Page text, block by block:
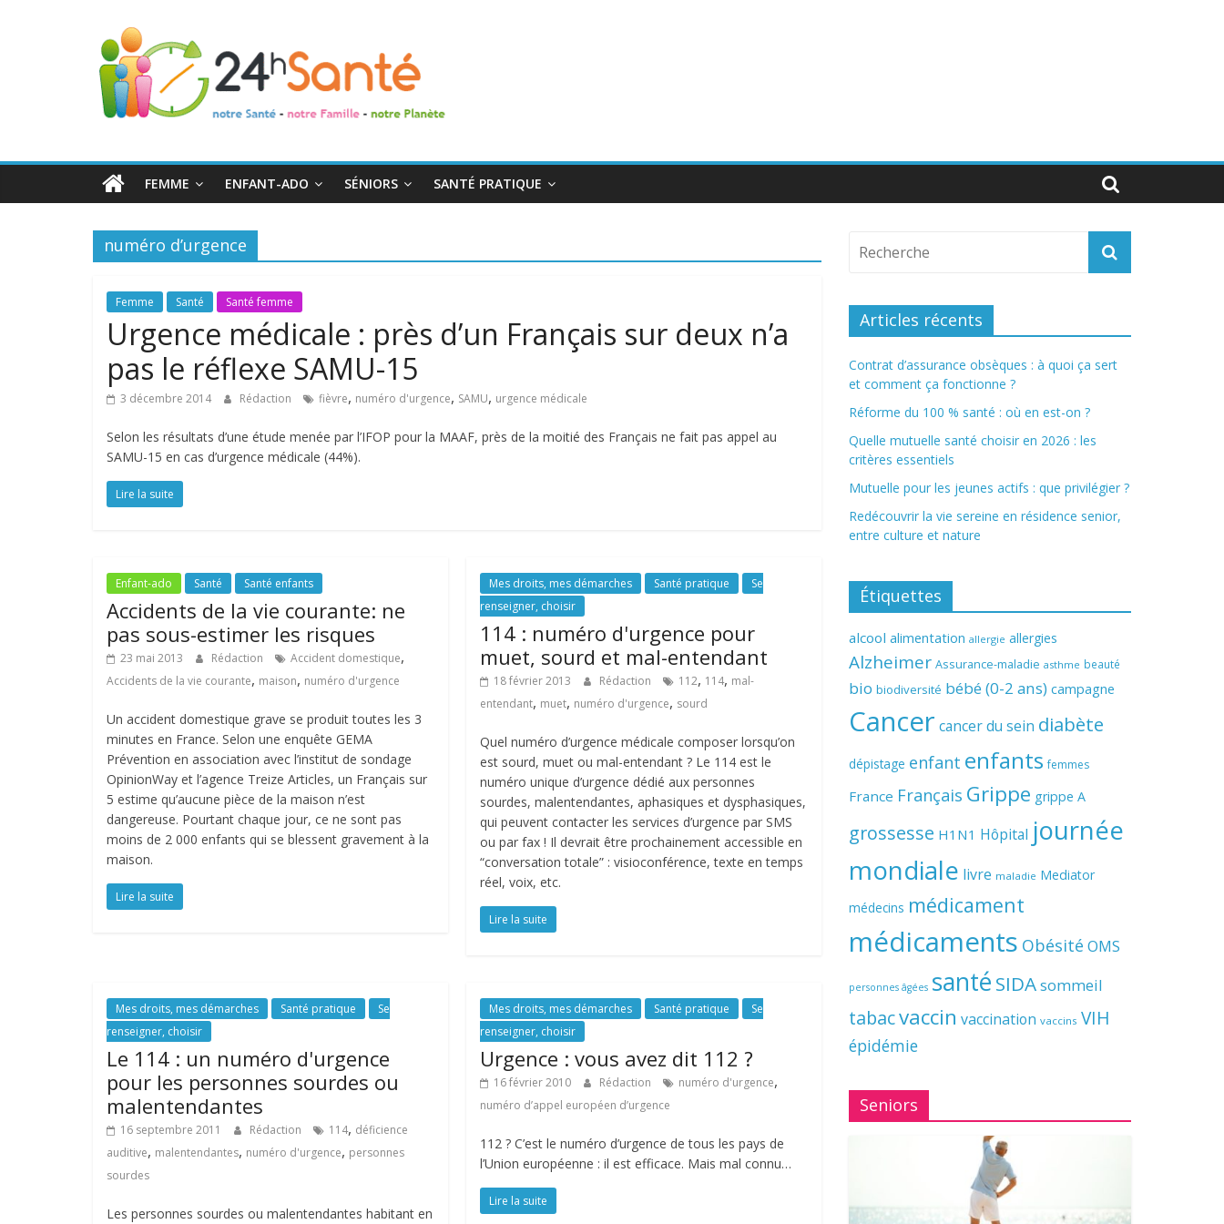
24h
Santé
toute
famille
FEMME ENFANT-ADO SÉNIORS SANTÉ PRATIQUE
numéro d’urgence
Femme Santé Santé femme
Urgence médicale : près d’un Français sur deux n’a
pas le réflexe SAMU-15
3 décembre 2014 Rédaction fièvre, numéro d'urgence, SAMU, urgence médicale
Selon les résultats d’une étude menée par l’IFOP pour la MAAF, près de la moitié des Français ne fait pas appel au
SAMU-15 en cas d’urgence médicale (44%).
Lire la suite
Enfant-ado Santé Santé enfants
Accidents de la vie courante: ne
pas sous-estimer les risques
23 mai 2013 Rédaction Accident domestique,
Accidents de la vie courante, maison, numéro d'urgence
Un accident domestique grave se produit toutes les 3
minutes en France. Selon une enquête GEMA
Prévention en association avec l’institut de sondage
OpinionWay et l’agence Treize Articles, un Français sur
5 estime qu’aucune pièce de la maison n’est
dangereuse. Pourtant chaque jour, ce ne sont pas
moins de 2 000 enfants qui se blessent gravement à la
maison.
Lire la suite
Mes droits, mes démarches Santé pratique
Se
renseigner, choisir
114 : numéro d'urgence pour
muet, sourd et mal-entendant
18 février 2013 Rédaction 112, 114, mal-
entendant, muet, numéro d'urgence, sourd
Quel numéro d’urgence médicale composer lorsqu’on
est sourd, muet ou mal-entendant ? Le 114 est le
numéro unique d’urgence dédié aux personnes
sourdes, malentendantes, aphasiques et dysphasiques,
qui peuvent contacter les services d’urgence par SMS
ou par fax ! Il devrait être prochainement accessible en
“conversation totale” : visioconférence, texte en temps
réel, voix, etc.
Lire la suite
Mes droits, mes démarches Santé pratique
Se
renseigner, choisir
Le 114 : un numéro d'urgence
pour les personnes sourdes ou
malentendantes
16 septembre 2011 Rédaction 114, déficience
auditive, malentendantes, numéro d'urgence, personnes
sourdes
Les personnes sourdes ou malentendantes habitant en
Mes droits, mes démarches Santé pratique
Se
renseigner, choisir
Urgence : vous avez dit 112 ?
16 février 2010 Rédaction numéro d'urgence,
numéro d’appel européen d’urgence
112 ? C’est le numéro d’urgence de tous les pays de
l’Union européenne : il est efficace. Mais mal connu…
Lire la suite
Articles récents
Contrat d’assurance obsèques : à quoi ça sert
et comment ça fonctionne ?
Réforme du 100 % santé : où en est-on ?
Quelle mutuelle santé choisir en 2026 : les
critères essentiels
Mutuelle pour les jeunes actifs : que privilégier ?
Redécouvrir la vie sereine en résidence senior,
entre culture et nature
Étiquettes
alcool alimentation allergie allergies
Alzheimer Assurance-maladie asthme beauté
bio biodiversité bébé (0-2 ans) campagne
Cancer cancer du sein diabète
dépistage enfant enfants femmes
France Français Grippe grippe A
grossesse H1N1 Hôpital journée
mondiale livre maladie Mediator
médecins médicament
médicaments Obésité OMS
personnes âgées santé SIDAsommeil
tabacvaccin vaccination vaccins VIH
épidémie
Seniors